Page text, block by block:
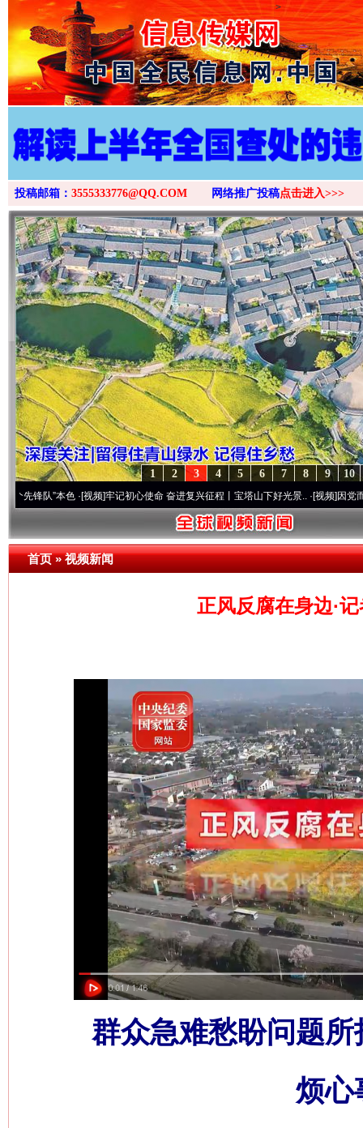
>
投稿邮箱： 3555333776@QQ.COM 网络推广投稿点击进入>>>
10
9
8
7
6
5
4
3
2
1
本色·[视频]牢记初心使命 奋进复兴征程丨宝塔山下好光景..·[视频]因党而生 为党而
首页»视频新闻
正风反腐在身边·
群众急难愁盼问题
烦心